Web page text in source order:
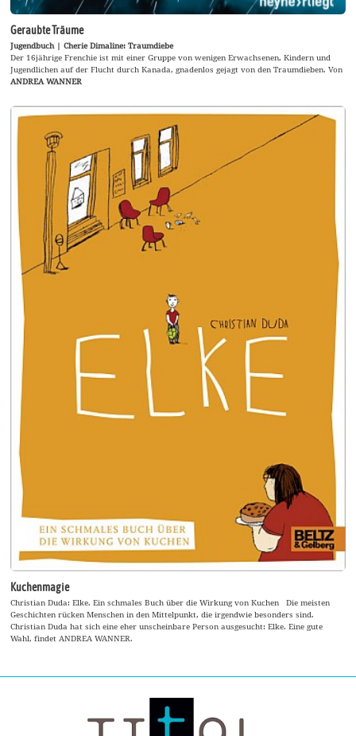
Geraubte Träume
Jugendbuch | Cherie Dimaline: Traumdiebe
Der 16jährige Frenchie ist mit einer Gruppe von wenigen Erwachsenen, Kindern und
Jugendlichen auf der Flucht durch Kanada, gnadenlos gejagt von den Traumdieben. Von
ANDREA WANNER
Kuchenmagie
Christian Duda: Elke. Ein schmales Buch über die Wirkung von Kuchen Die meisten
Geschichten rücken Menschen in den Mittelpunkt, die irgendwie besonders sind.
Christian Duda hat sich eine eher unscheinbare Person ausgesucht: Elke. Eine gute
Wahl, findet ANDREA WANNER.